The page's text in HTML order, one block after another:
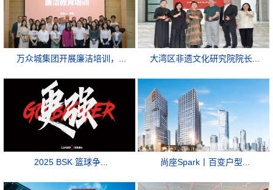
万众城集团开展廉洁培训，... 大湾区非遗文化研究院院长...
2025 BSK 篮球争... 尚座Spark丨百变户型...